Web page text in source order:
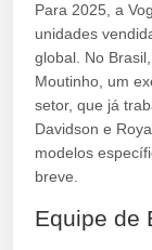
Para 2025, a
unidades
global. No
Moutinho, um
setor, que já
Davidson e
modelos
breve.
Equipe de